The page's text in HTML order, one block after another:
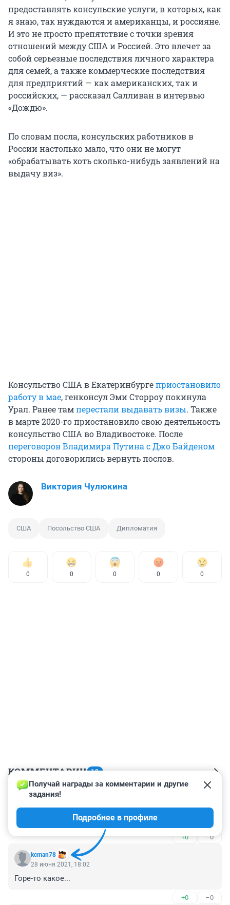
предоставлять консульские услуги, в которых, как
я знаю, так нуждаются и американцы, и россияне.
И это не просто препятствие с точки зрения
отношений между США и Россией. Это влечет за
собой серьезные последствия личного характера
для семей, а также коммерческие последствия
для предприятий — как американских, так и
российских, — рассказал Салливан в интервью
«Дождю».
По словам посла, консульских работников в
России настолько мало, что они не могут
«обрабатывать хоть сколько-нибудь заявлений на
выдачу виз».
Консульство США в Екатеринбургеприостановило
работу в мае, генконсул Эми Сторроу покинула
Урал. Ранее тамперестали выдавать визы. Также
в марте 2020-го приостановило свою деятельность
консульство США во Владивостоке. После
переговоров Владимира Путина с Джо Байденом
стороны договорились вернуть послов.
Виктория Чулюкина
США Посольство США Дипломатия
0 0 0 0 0
КОММЕНТАРИИ 10
Гость
Железный занавес
+0 –0
kcman78
Получай награды за комментарии и другие
задания!
Подробнее в профиле
28 июня 2021, 18:02
Горе-то какое...
+0 –0